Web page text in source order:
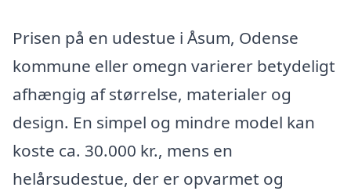
Prisen på en udestue i Åsum, Odense
kommune eller omegn varierer betydeligt
afhængig af størrelse, materialer og
design. En simpel og mindre model kan
koste ca. 30.000 kr., mens en
helårsudestue, der er opvarmet og